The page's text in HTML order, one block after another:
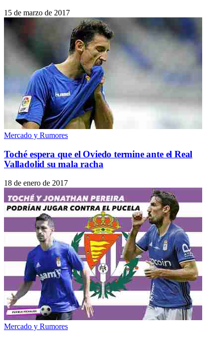
15 de marzo de 2017
Mercado y Rumores
Toché espera que el Oviedo termine ante el Real
Valladolid su mala racha
18 de enero de 2017
Mercado y Rumores